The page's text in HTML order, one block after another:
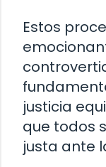
Estos
justicia
que todos
justa ante